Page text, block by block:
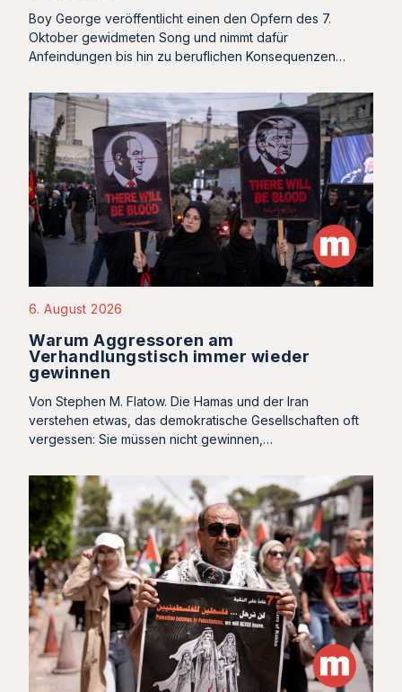
Boy George veröffentlicht einen den Opfern des 7.
Oktober gewidmeten Song und nimmt dafür
Anfeindungen bis hin zu beruflichen Konsequenzen…
6. August 2026
Warum Aggressoren am
Verhandlungstisch immer wieder
gewinnen
Von Stephen M. Flatow. Die Hamas und der Iran
verstehen etwas, das demokratische Gesellschaften oft
vergessen: Sie müssen nicht gewinnen,…